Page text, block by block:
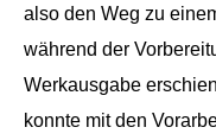
also den Weg zu
während der
Werkausgabe
konnte mit den